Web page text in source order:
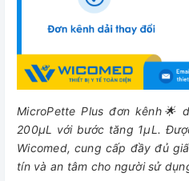
MicroPette Plus đơn
200μL với bước tăng 1µL.
Wicomed, cung cấp đầy đủ
tín và an tâm cho người sử